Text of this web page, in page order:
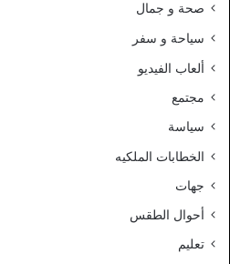
صحة و جمال
سياحة و سفر
ألعاب الفيديو
مجتمع
سياسة
الخطابات الملكيه
جهات
أحوال الطقس
تعليم